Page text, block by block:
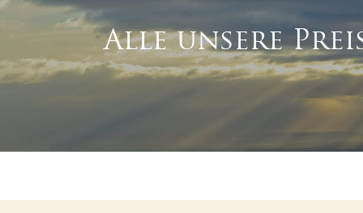
Alle unsere